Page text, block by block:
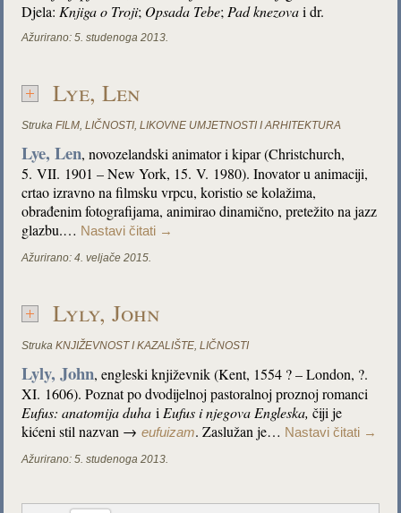
Djela: Knjiga o Troji; Opsada Tebe; Pad knezovai dr.
Ažurirano: 5. studenoga 2013.
Lye, Len
Struka FILM,LIČNOSTI,LIKOVNE UMJETNOSTI I ARHITEKTURA
Lye, Len, novozelandski animator i kipar (Christchurch,
5. VII. 1901 – New York, 15. V. 1980). Inovator u animaciji,
crtao izravno na filmsku vrpcu, koristio se kolažima,
obrađenim fotografijama, animirao dinamično, pretežito na jazz
glazbu.… Nastavi čitati →
Ažurirano: 4. veljače 2015.
Lyly, John
Struka KNJIŽEVNOST I KAZALIŠTE,LIČNOSTI
Lyly, John, engleski književnik (Kent, 1554 ? – London, ?.
XI. 1606). Poznat po dvodijelnoj pastoralnoj proznoj romanci
Eufus: anatomija duhai Eufus i njegova Engleska, čiji je
kićeni stil nazvan →eufuizam. Zaslužan je… Nastavi čitati →
Ažurirano: 5. studenoga 2013.